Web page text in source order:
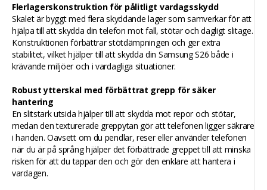
Flerlagerskonstruktion för pålitligt vardagsskydd
Skalet är byggt med flera skyddande lager som samverkar för att
hjälpa till att skydda din telefon mot fall, stötar och dagligt slitage.
Konstruktionen förbättrar stötdämpningen och ger extra
stabilitet, vilket hjälper till att skydda din Samsung S26 både i
krävande miljöer och i vardagliga situationer.
Robust ytterskal med förbättrat grepp för säker
hantering
En slitstark utsida hjälper till att skydda mot repor och stötar,
medan den texturerade greppytan gör att telefonen ligger säkrare
i handen. Oavsett om du pendlar, reser eller använder telefonen
när du är på språng hjälper det förbättrade greppet till att minska
risken för att du tappar den och gör den enklare att hantera i
vardagen.